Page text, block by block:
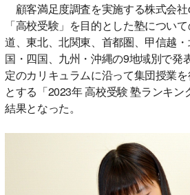
顧客満足度調査を実施する株式会社
「高校受験」を目的とした塾につい
道、東北、北関東、首都圏、甲信越
国・四国、九州・沖縄の9地域別で発
定のカリキュラムに沿って集団授業
とする「2023年 高校受験 塾ランキ
結果となった。